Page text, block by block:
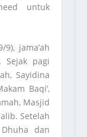
untuk
jama’ah
Sejak pagi
Sayidina
Baqi’,
Masjid
Setelah
dan